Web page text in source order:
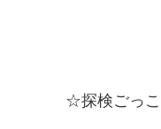
☆探検ごっ